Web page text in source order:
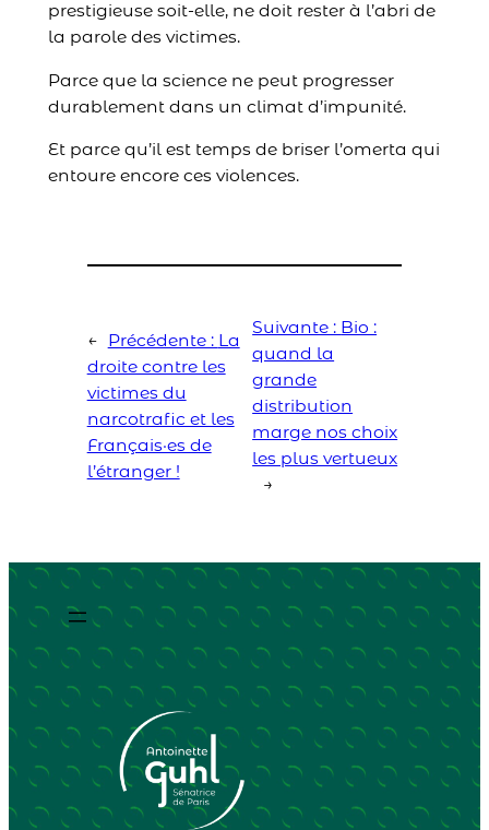
prestigieuse soit-elle, ne doit rester à l’abri de
la parole des victimes.
Parce que la science ne peut progresser
durablement dans un climat d’impunité.
Et parce qu’il est temps de briser l’omerta qui
entoure encore ces violences.
← Précédente : La
droite contre les
victimes du
narcotrafic et les
Français·es de
l’étranger !
Suivante : Bio :
quand la
grande
distribution
marge nos choix
les plus vertueux
→